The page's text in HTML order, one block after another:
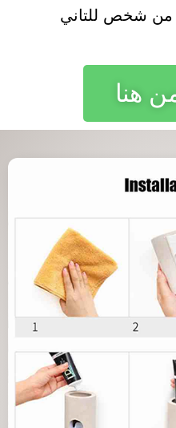
من شخص للتاني
هنا